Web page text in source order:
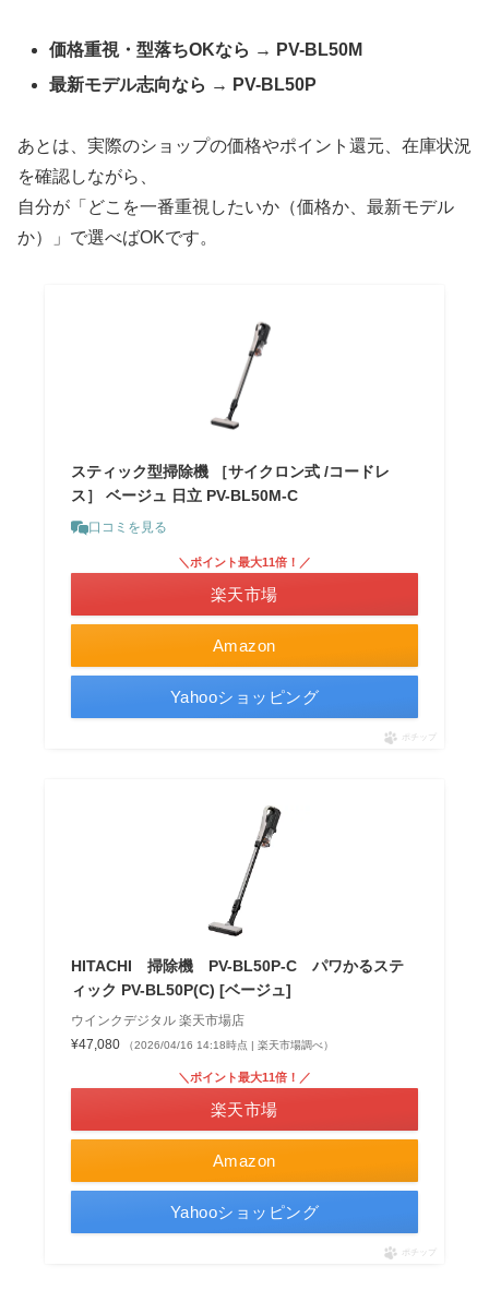
価格重視・型落ちOKなら → PV-BL50M
最新モデル志向なら → PV-BL50P
あとは、実際のショップの価格やポイント還元、在庫状況
を確認しながら、
自分が「どこを一番重視したいか（価格か、最新モデル
か）」で選べばOKです。
スティック型掃除機 ［サイクロン式 /コードレ
ス］ ベージュ 日立 PV-BL50M-C
口コミを見る
Amazon
＼ポイント最大11倍！／
楽天市場
Yahooショッピング
ポチップ
HITACHI 掃除機 PV-BL50P-C パワかるステ
ィック PV-BL50P(C) [ベージュ]
ウインクデジタル 楽天市場店
¥47,080
（2026/04/16 14:18時点 | 楽天市場調べ）
Amazon
＼ポイント最大11倍！／
楽天市場
Yahooショッピング
ポチップ